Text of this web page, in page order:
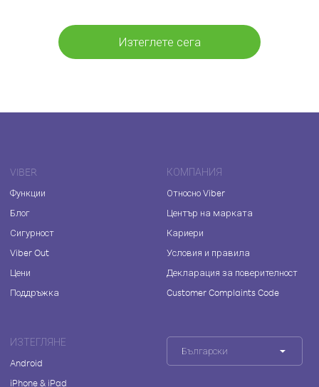
Изтеглете сега
VIBER
Функции
Блог
Сигурност
Viber Out
Цени
Поддръжка
КОМПАНИЯ
Относно Viber
Център на марката
Кариери
Условия и правила
Декларация за поверителност
Customer Complaints Code
ИЗТЕГЛЯНЕ
Android
iPhone & iPad
Български